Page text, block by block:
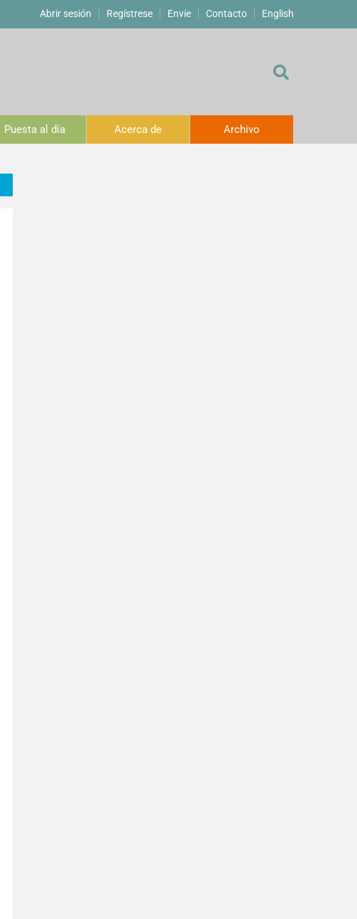
Abrir sesión Regístrese Envíe Contacto English
Puesta al día Acerca de Archivo